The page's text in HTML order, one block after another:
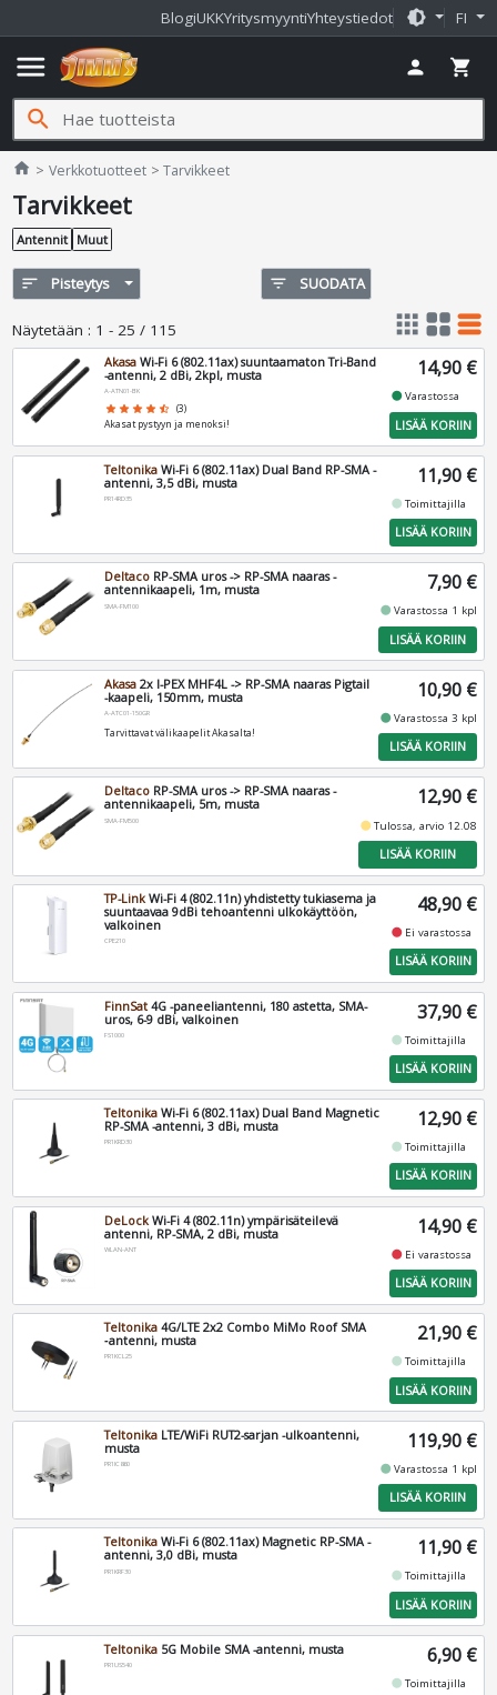
BlogiUKKYritysmyyntiYhteystiedot brightness_medium FI
menu person shopping_cart
search
home Jimms.fi
Verkkotuotteet Tarvikkeet
Tarvikkeet
Antennit Muut
sort Pisteytys filter_list SUODATA
Näytetään : 1 - 25 / 115 apps grid_view table_rows
Akasa Wi-Fi 6 (802.11ax) suuntaamaton Tri-Band
-antenni, 2 dBi, 2kpl, musta
A-ATN01-BK
star star star star star_half (3)
Akasat pystyyn ja menoksi!
14,90 €
fiber_manual_recordVarastossa
LISÄÄ KORIIN
Teltonika Wi-Fi 6 (802.11ax) Dual Band RP-SMA -
antenni, 3,5 dBi, musta
PR14RD35
11,90 €
fiber_manual_recordToimittajilla
LISÄÄ KORIIN
Deltaco RP-SMA uros -> RP-SMA naaras -
antennikaapeli, 1m, musta
SMA-FM100
7,90 €
fiber_manual_recordVarastossa 1 kpl
LISÄÄ KORIIN
Akasa 2x I-PEX MHF4L -> RP-SMA naaras Pigtail
-kaapeli, 150mm, musta
A-ATC01-150GR
Tarvittavat välikaapelit Akasalta!
10,90 €
fiber_manual_recordVarastossa 3 kpl
LISÄÄ KORIIN
Deltaco RP-SMA uros -> RP-SMA naaras -
antennikaapeli, 5m, musta
SMA-FM500
12,90 €
fiber_manual_recordTulossa, arvio 12.08
LISÄÄ KORIIN
TP-LinkWi-Fi 4 (802.11n) yhdistetty tukiasema ja
suuntaavaa 9dBi tehoantenni ulkokäyttöön,
valkoinen
CPE210
48,90 €
fiber_manual_record Ei varastossa
LISÄÄ KORIIN
FinnSat 4G -paneeliantenni, 180 astetta, SMA-
uros, 6-9 dBi, valkoinen
FS1000
37,90 €
fiber_manual_recordToimittajilla
LISÄÄ KORIIN
Teltonika Wi-Fi 6 (802.11ax) Dual Band Magnetic
RP-SMA -antenni, 3 dBi, musta
PR1KRD30
12,90 €
fiber_manual_recordToimittajilla
LISÄÄ KORIIN
DeLock Wi-Fi 4 (802.11n) ympärisäteilevä
antenni, RP-SMA, 2 dBi, musta
WLAN-ANT
14,90 €
fiber_manual_record Ei varastossa
LISÄÄ KORIIN
Teltonika 4G/LTE 2x2 Combo MiMo Roof SMA
‑antenni, musta
PR1KCL25
21,90 €
fiber_manual_recordToimittajilla
LISÄÄ KORIIN
Teltonika LTE/WiFi RUT2-sarjan -ulkoantenni,
musta
PR1IC860
119,90 €
fiber_manual_recordVarastossa 1 kpl
LISÄÄ KORIIN
Teltonika Wi-Fi 6 (802.11ax) Magnetic RP-SMA -
antenni, 3,0 dBi, musta
PR1KRF30
11,90 €
fiber_manual_recordToimittajilla
LISÄÄ KORIIN
Teltonika 5G Mobile SMA -antenni, musta
PR1US540 6,90 €
fiber_manual_recordToimittajilla